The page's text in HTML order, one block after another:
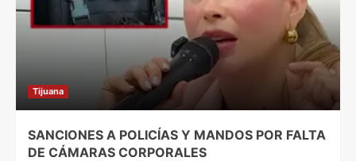
Tijuana
SANCIONES A POLICÍAS Y MANDOS POR FALTA
DE CÁMARAS CORPORALES